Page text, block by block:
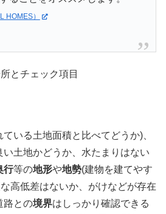
HOMES）
とチェック項目
いる土地面積と比べてどうか)、
い土地かどうか、水たまりはない
行等の地形や地勢(建物を建てやす
高低差はないか、がけなどが存在
路との境界はしっかり確認できる